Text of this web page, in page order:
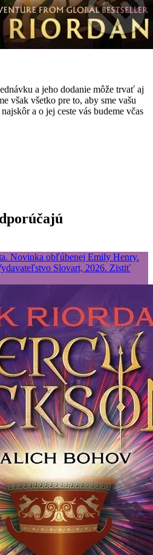
a jeho dodanie môže trvať aj
však všetko pre to, aby sme vašu
a o jej ceste vás budeme včas